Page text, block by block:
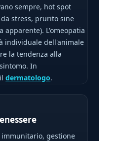
sempre, hot spot
stress, prurito sine
apparente). L'omeopatia
individuale dell'animale
la tendenza alla
In
ildermatologo.
gestione